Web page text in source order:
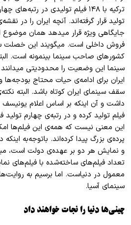
ترکیه با ۱۴۸ فیلم تولیدی در رتبه
های
تولید قرار گرفتهاند. آنچه ایران را در نقشه
جایگاهی ویژه قرار میدهد همان موضوع
فروش داخلی است. میگویند این خصلت
کشورهای صاحب سینما بینمونه است.
سینما این وضعیت را محدودیتی
ایران برای ادامهی حیات محتاج بودجهها
سقف سینمای ایران کوتاه باشد. البته نکته
فیلم تولید کرده و در رتبهی چهارم تولید
این معنی نیست که همهی این فیلمها
پردهی بزرگ پیدا کردهاند. باتوجهبه
و نمایش هر دو بر عهدهی دولت است،
تعداد فیلمهای ساختهشده با فیلمهای
معمول در دنیاست. اما برسیم به روایت
سینمای آسیا.
چینی‌ها دنیا را نجات خواهند داد